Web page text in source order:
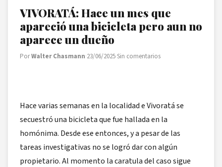
VIVORATÁ: Hace un mes que
apareció una bicicleta pero aun no
aparece un dueño
PorWalter Chasmann·23/06/2025·Sin comentarios
Hace varias semanas en la localidad e Vivoratá se
secuestró una bicicleta que fue hallada en la
homónima. Desde ese entonces, y a pesar de las
tareas investigativas no se logró dar con algún
propietario. Al momento la caratula del caso sigue